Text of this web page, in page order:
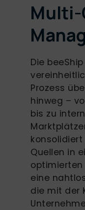
Multi-
Die
Prozess
hinweg –
bis zu
Quellen in
optimierten
eine
die mit der